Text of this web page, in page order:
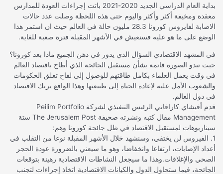
بداية العام الدراسي الجديد 2020-2021 باتت إجراءات العودة للمدارس
معقدة ومخيفة أكثر وأكثر واليوم حتى هذه اللحظة وصلت عدد حالات
الاصابة لفايروس كورونا 28.3 مليون حالة في العالم حيث ان استمر هذا
الوضع على ما هو عليه فسنعيش في الأشهر المقبلة فترة صعبة للغاية.
في المشهد الاقتصادي السؤال الذي يدور في ذهن الجميع ماذا بعد كورونا؟
حيث تبدو الصورة قاتمة بشأن مستقبل الجائحة الذي أطاح باقتصاد العالم
في وقت يعمل العلماء بكامل طاقتهم للوصول إلى لقاح تعلق الحكومات
والشعوب الأمل عليه لإعادة الحياة إلى طبيعتها وهذا الواقع يربك الاقتصاد
في دول العالم.
قدم أفيشاي كارافاني الرئيس التنفيذي لشركة Peilim Portfolio
Management مقال كتبه ونشرته صحيفة The Jerusalem Post ستة
سيناريوهات لمستقبل الاقتصاد في ظل جائحة كورونا وهم:
1. الفيروس لن يختفي، وسنشهد خلال الأشهر المقبلة نوعا من التقلب في
أعداد الإصابات، ارتفاعا وانخفاضا، وهو ما سيعني بالضرورة عودة الحجر
الصحي والإغلاقات.وهذا ما سيجعل النشاطات الاقتصادية رهينة بتوقعات
الجائحة، فيما ستحاول الدول والكيانات الاقتصادية اتخاذ إجراءات لتجنب